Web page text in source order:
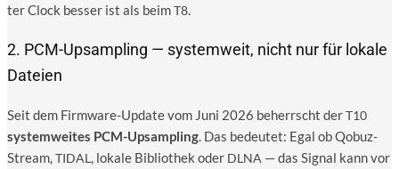
ter Clock bes­ser ist als beimT8.
2. PCM-Upsampling — systemweit, nicht nur für lokale
Dateien
Seit dem Firm­ware-Update vom Juni 2026 beherrscht derT10
sys­tem­wei­tes PCM-Upsam­pling. Das bedeu­tet: Egal ob Qobuz-
Stream,TIDAL , loka­le Biblio­thek oder DLNA — das Signal kann vor